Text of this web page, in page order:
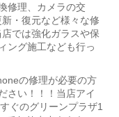
修理、カメラの交
・復元など様々な修
では強化ガラスや保
ング施工なども行っ
の修理が必要の方
さい！！！当店アイ
ぐのグリーンプラザ1